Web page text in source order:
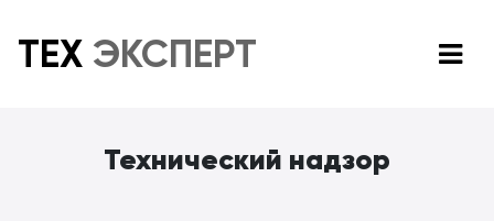
ТЕХ ЭКСПЕРТ
Технический надзор